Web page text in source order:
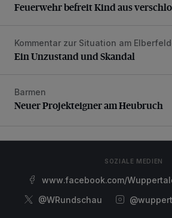
Feuerwehr befreit Kind aus
Ein Unzustand und Skandal
Kommentar zur Situation am
Ein Unzustand und Skandal
Neuer Projekteigner am Heubruch
Barmen
Neuer Projekteigner am Heubruch
SOZIALE MEDIEN
www.facebook.com/
@WRundschau